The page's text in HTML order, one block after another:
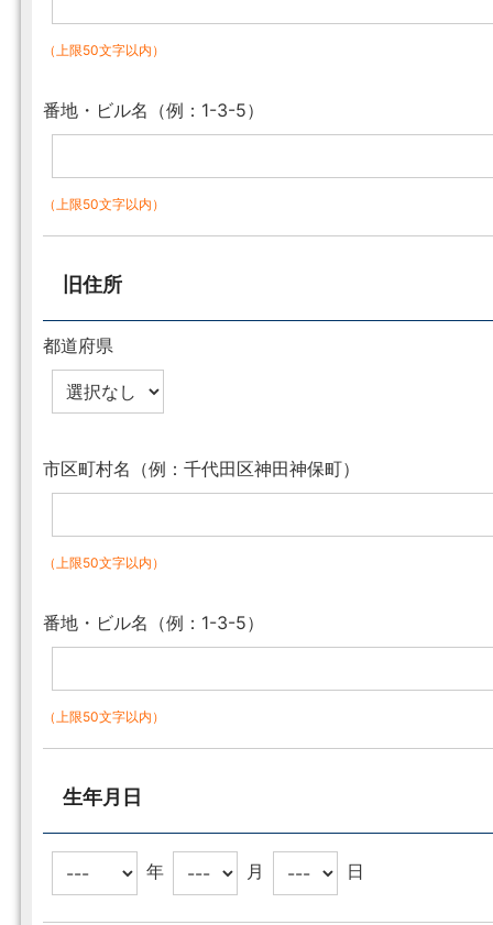
（上限50文字以内）
番地・ビル名（例：1-3-5）
（上限50文字以内）
旧住所
都道府県
市区町村名（例：千代田区神田神保町）
（上限50文字以内）
番地・ビル名（例：1-3-5）
（上限50文字以内）
生年月日
年 月 日